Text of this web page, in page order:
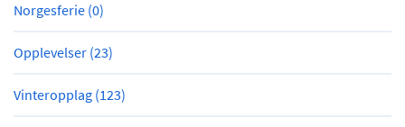
Norgesferie (0)
Opplevelser (23)
Vinteropplag (123)